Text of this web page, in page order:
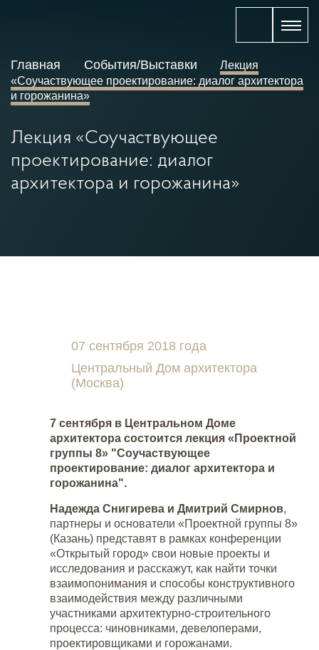
Главная События/Выставки
Лекция
«Соучаствующее проектирование: диалог архитектора
и горожанина»
Лекция «Соучаствующее
проектирование: диалог
архитектора и горожанина»
07 сентября 2018 года
Центральный Дом архитектора
(Москва)
7 сентября в Центральном Доме
архитектора состоится лекция «Проектной
группы 8» "Соучаствующее
проектирование: диалог архитектора и
горожанина".
Надежда Снигирева и Дмитрий Смирнов,
партнеры и основатели «Проектной группы 8»
(Казань) представят в рамках конференции
«Открытый город» свои новые проекты и
исследования и расскажут, как найти точки
взаимопонимания и способы конструктивного
взаимодействия между различными
участниками архитектурно-строительного
процесса: чиновниками, девелоперами,
проектировщиками и горожанами.